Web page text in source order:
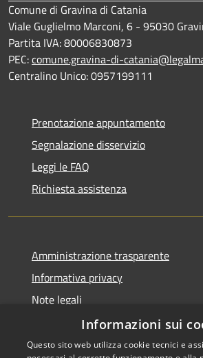
Comune di Gravina di Catania
Viale Guglielmo Marconi, 6 - 95030
Partita IVA: 80006830873
PEC:comune.gravina-di-
Centralino Unico: 0957199111
Prenotazione appuntamento
Segnalazione disservizio
Leggi le FAQ
Richiesta assistenza
Amministrazione trasparente
Informativa privacy
Note legali
Dichiarazione di accessibilità
Informazioni sui
Questo sito web utilizza cookie tecnici e